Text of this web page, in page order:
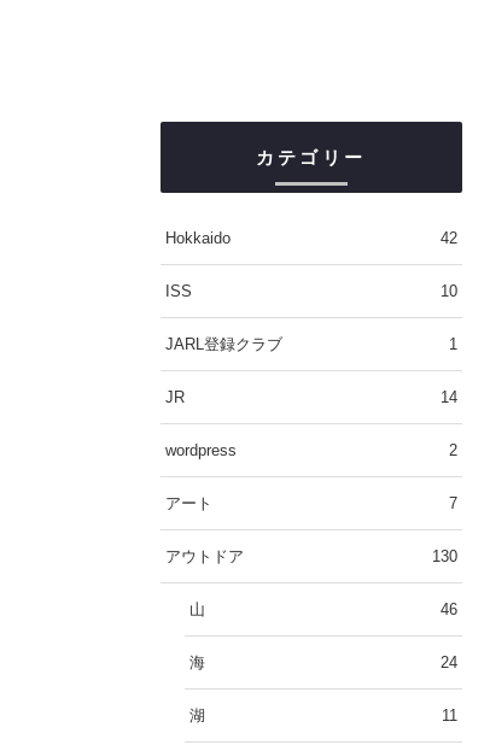
カテゴリー
Hokkaido 42
ISS 10
JARL登録クラブ 1
JR 14
wordpress 2
アート 7
アウトドア 130
山 46
海 24
湖 11